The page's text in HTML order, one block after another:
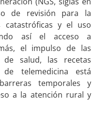
de revisión para la
catastróficas y el uso
así el acceso a
el impulso de las
salud, las recetas
telemedicina está
temporales y
a la atención rural y